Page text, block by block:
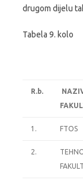
drugom dijelu
Tabela 9. kolo
R.b.
1. FTOS
2.